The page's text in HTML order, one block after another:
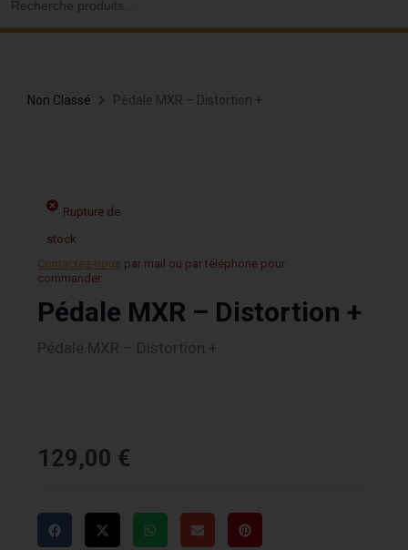
Non Classé Pédale MXR – Distortion +
Rupture de
stock
Contactez-nous par mail ou par téléphone pour
commander.
Pédale MXR – Distortion +
Pédale MXR – Distortion +
129,00 €